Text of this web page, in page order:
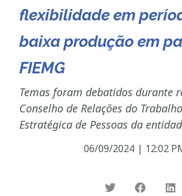
flexibilidade em
baixa produção em
FIEMG
Temas foram debatidos durante
Conselho de Relações do
Estratégica de Pessoas da
06/09/2024 | 12:02